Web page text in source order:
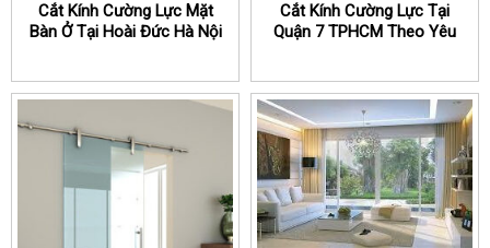
Cắt Kính Cường Lực Mặt
Bàn Ở Tại Hoài Đức Hà Nội
Cắt Kính Cường Lực Tại
Quận 7 TPHCM Theo Yêu